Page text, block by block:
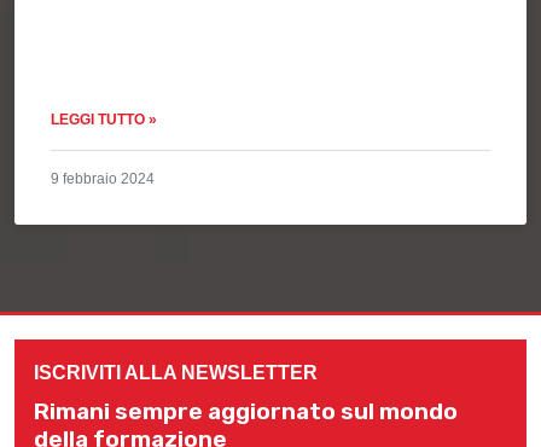
LEGGI TUTTO »
9 febbraio 2024
ISCRIVITI ALLA NEWSLETTER
Rimani sempre aggiornato sul mondo
della formazione